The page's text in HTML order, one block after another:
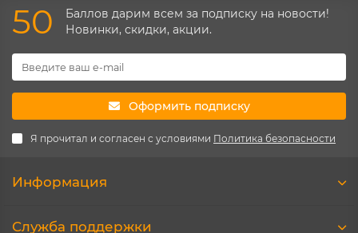
50
Баллов дарим всем за подписку на новости!
Новинки, скидки, акции.
Оформить подписку
Я прочитал и согласен с условиями Политика безопасности
Информация
Служба поддержки